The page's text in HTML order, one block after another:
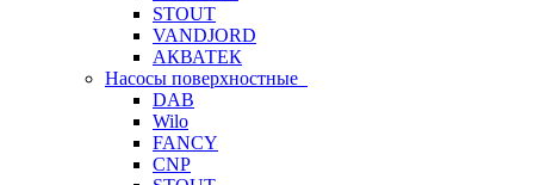
STOUT
VANDJORD
АКВАТЕК
Насосы поверхностные
DAB
Wilo
FANCY
CNP